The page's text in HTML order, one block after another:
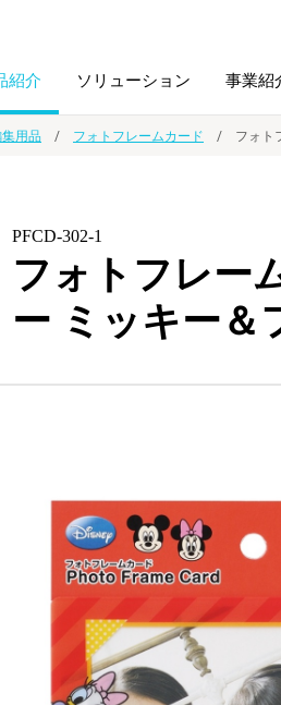
紹介
ノート・紙製品
新製品
ソリューション
学校ソ
事業紹
沿革
用品 フォトフレームカード フォト
PFCD-302-1
フォトフレー
ー ミッキー＆